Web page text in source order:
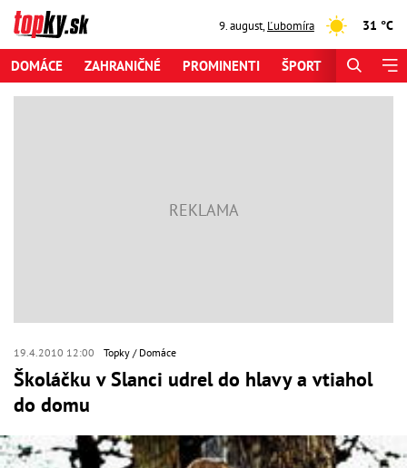
9. august,Ľubomíra 31 °C
DOMÁCE ZAHRANIČNÉ PROMINENTI ŠPORT
19.4.2010 12:00 Topky Domáce
Školáčku v Slanci udrel do hlavy a vtiahol
do domu